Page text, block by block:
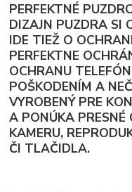
PERFEKTNÉ
DIZAJN PUZDRA SI
IDE TIEŽ O
PERFEKTNE
OCHRANU
POŠKODENÍM A
VYROBENÝ PRE
A PONÚKA PRESNÉ
KAMERU,
ČI TLAČIDLA.